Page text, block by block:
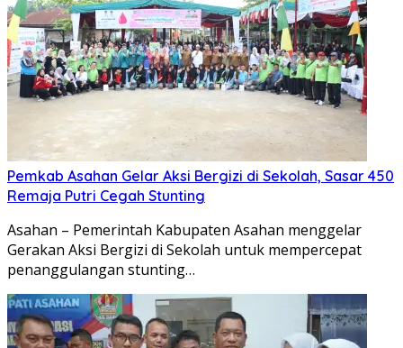
Pemkab Asahan Gelar Aksi Bergizi di Sekolah, Sasar 450
Remaja Putri Cegah Stunting
Asahan – Pemerintah Kabupaten Asahan menggelar
Gerakan Aksi Bergizi di Sekolah untuk mempercepat
penanggulangan stunting…